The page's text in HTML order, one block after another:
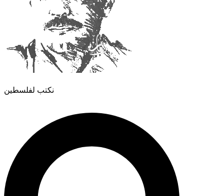
نكتب لفلسطين